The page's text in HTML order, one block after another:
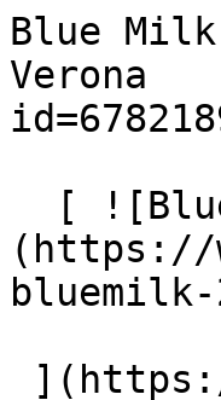
Blue
Verona
(https://
bluemilk-